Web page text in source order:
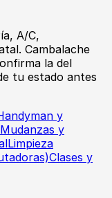
A/C,
Cambalache
la del
tu estado antes
y
Mudanzas y
Limpieza
Clases y